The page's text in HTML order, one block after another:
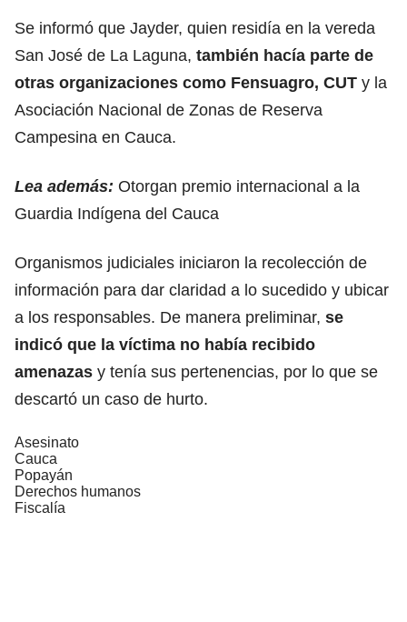
Se informó que Jayder, quien residía en la vereda
San José de La Laguna, también hacía parte de
otras organizaciones como Fensuagro, CUT y la
Asociación Nacional de Zonas de Reserva
Campesina en Cauca.
Lea además: Otorgan premio internacional a la
Guardia Indígena del Cauca
Organismos judiciales iniciaron la recolección de
información para dar claridad a lo sucedido y ubicar
a los responsables. De manera preliminar, se
indicó que la víctima no había recibido
amenazas y tenía sus pertenencias, por lo que se
descartó un caso de hurto.
Asesinato
Cauca
Popayán
Derechos humanos
Fiscalía